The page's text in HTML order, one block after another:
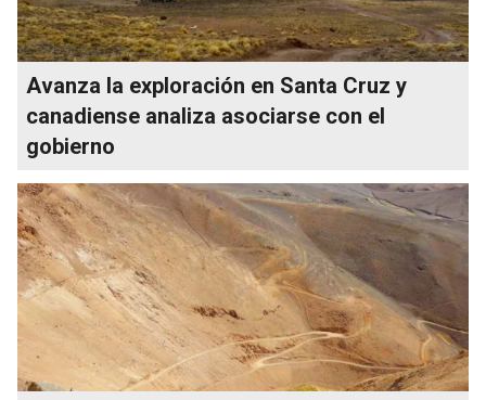
Avanza la exploración en Santa Cruz y
canadiense analiza asociarse con el
gobierno